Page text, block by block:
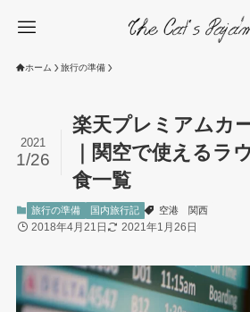
ホーム 旅行の準備
楽天プレミアムカ
｜関空で使えるラ
食一覧
2021
1/26
旅行の準備 国内旅行記 空港 関西
2018年4月21日 2021年1月26日